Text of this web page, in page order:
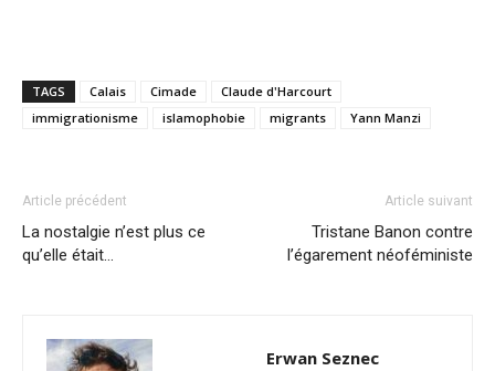
TAGS Calais Cimade
Claude d'Harcourt
immigrationisme
islamophobie migrants Yann Manzi
Article précédent
La nostalgie n’est plus ce
qu’elle était…
Article suivant
Tristane Banon contre
l’égarement néoféministe
Erwan Seznec